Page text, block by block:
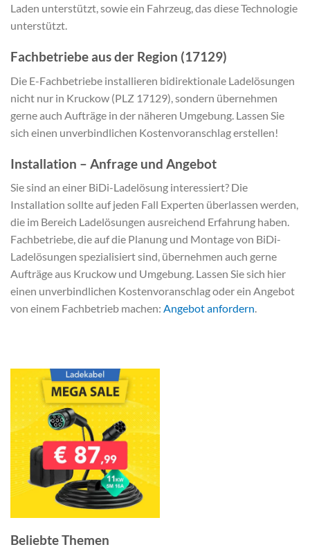
Laden unterstützt, sowie ein Fahrzeug, das diese Technologie
unterstützt.
Fachbetriebe aus der Region (17129)
Die E-Fachbetriebe installieren bidirektionale Ladelösungen
nicht nur in Kruckow (PLZ 17129), sondern übernehmen
gerne auch Aufträge in der näheren Umgebung. Lassen Sie
sich einen unverbindlichen Kostenvoranschlag erstellen!
Installation – Anfrage und Angebot
Sie sind an einer BiDi-Ladelösung interessiert? Die
Installation sollte auf jeden Fall Experten überlassen werden,
die im Bereich Ladelösungen ausreichend Erfahrung haben.
Fachbetriebe, die auf die Planung und Montage von BiDi-
Ladelösungen spezialisiert sind, übernehmen auch gerne
Aufträge aus Kruckow und Umgebung. Lassen Sie sich hier
einen unverbindlichen Kostenvoranschlag oder ein Angebot
von einem Fachbetrieb machen: Angebot anfordern.
Beliebte Themen